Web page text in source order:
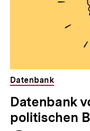
Datenbank
Datenbank
politischen